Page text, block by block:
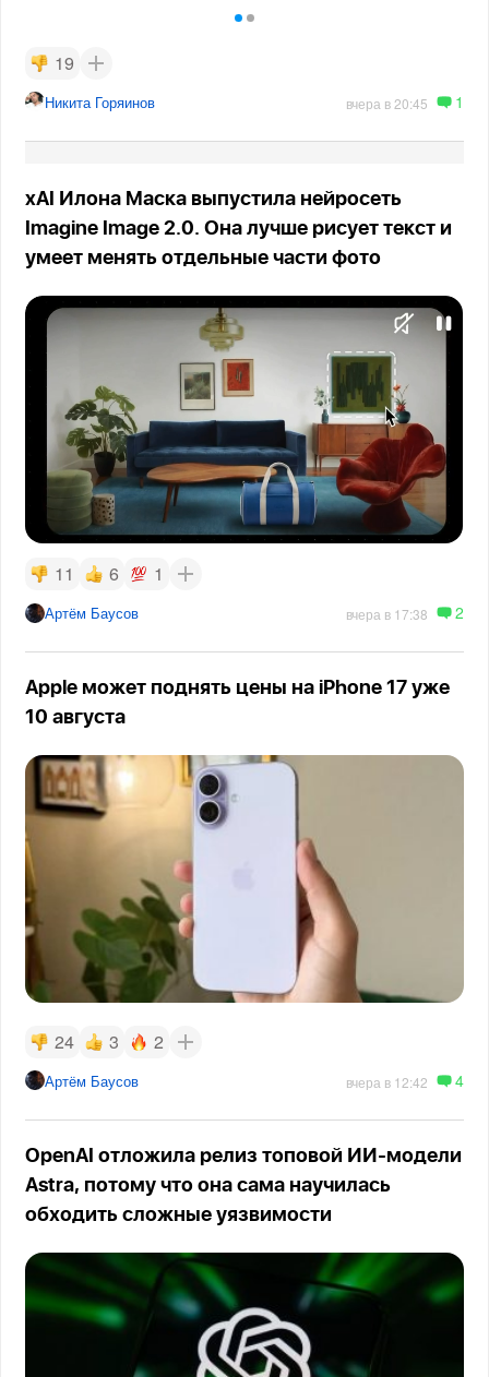
19
Никита Горяинов вчера в 20:45 1
xAI Илона Маска выпустила нейросеть
Imagine Image 2.0. Она лучше рисует текст и
умеет менять отдельные части фото
11 6 1
Артём Баусов вчера в 17:38 2
Apple может поднять цены на iPhone 17 уже
10 августа
24 3 2
Артём Баусов вчера в 12:42 4
OpenAI отложила релиз топовой ИИ-модели
Astra, потому что она сама научилась
обходить сложные уязвимости